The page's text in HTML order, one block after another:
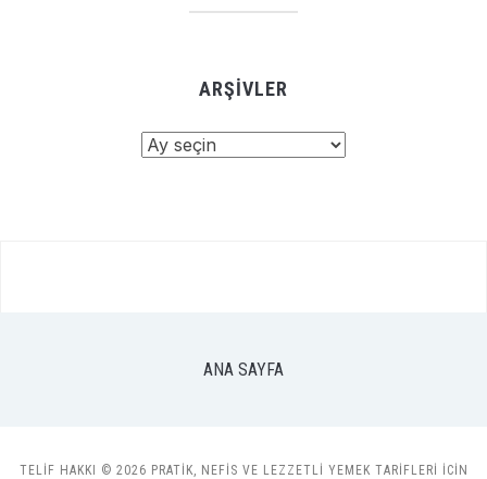
ARŞIVLER
ANA SAYFA
TELIF HAKKI © 2026 PRATIK, NEFIS VE LEZZETLI YEMEK TARIFLERI ICIN